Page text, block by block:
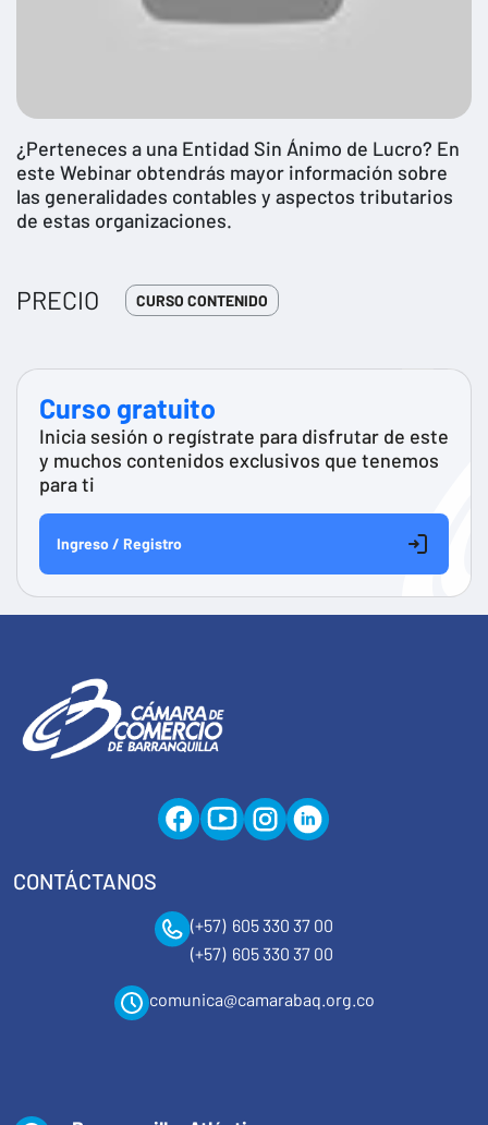
¿Perteneces a una Entidad Sin Ánimo de Lucro? En
este Webinar obtendrás mayor información sobre
las generalidades contables y aspectos tributarios
de estas organizaciones.
PRECIO CURSO CONTENIDO
Curso gratuito
Inicia sesión o regístrate para disfrutar de este
y muchos contenidos exclusivos que tenemos
para ti
Ingreso / Registro
CONTÁCTANOS
(+57) 605 330 37 00
(+57) 605 330 37 00
comunica@camarabaq.org.co